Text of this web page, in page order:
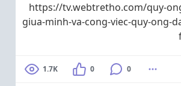
https://tv.webtretho.com/quy-
giua-minh-va-cong-viec-quy-ong-
1.7K 0 0